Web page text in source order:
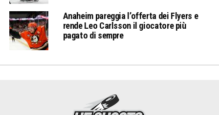
Anaheim pareggia l’offerta dei Flyers e
rende Leo Carlsson il giocatore più
pagato di sempre